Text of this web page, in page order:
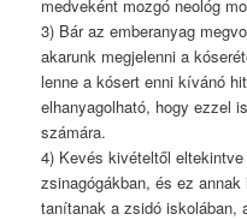
medveként mozgó neológ
3) Bár az emberanyag
akarunk megjelenni a
lenne a kósert enni kívánó
elhanyagolható, hogy ezzel
számára.
4) Kevés kivételtől
zsinagógákban, és ez
tanítanak a zsidó iskolában,